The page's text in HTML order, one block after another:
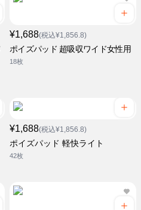
¥1,688(税込¥1,856.8)
ポイズパッド 超吸収ワイド女性用
18枚
¥1,688(税込¥1,856.8)
ポイズパッド 軽快ライト
42枚